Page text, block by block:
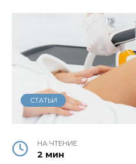
СТАТЬИ
НА ЧТЕНИЕ
2 мин